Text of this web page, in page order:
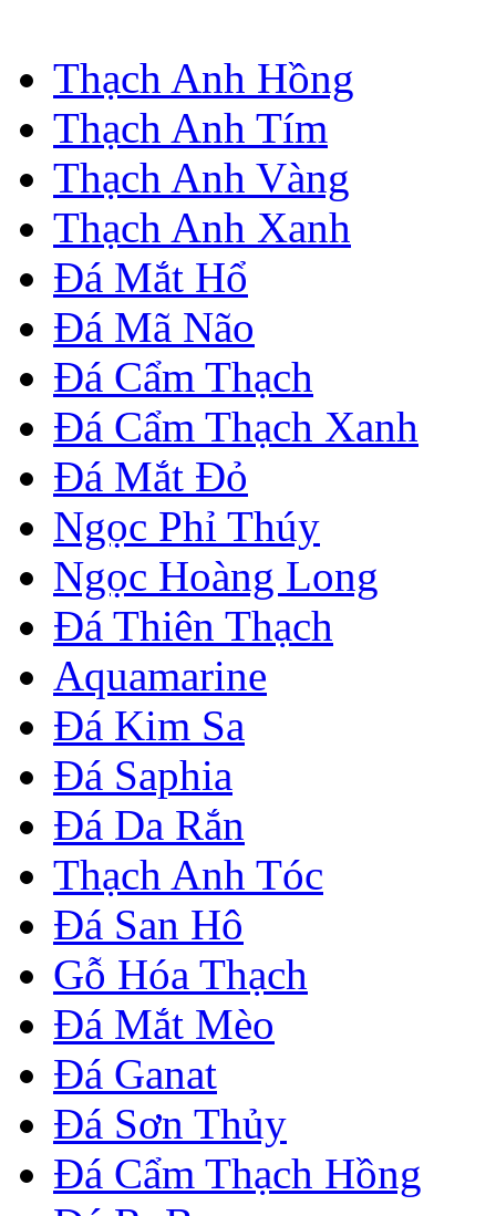
Thạch Anh Hồng
Thạch Anh Tím
Thạch Anh Vàng
Thạch Anh Xanh
Đá Mắt Hổ
Đá Mã Não
Đá Cẩm Thạch
Đá Cẩm Thạch Xanh
Đá Mắt Đỏ
Ngọc Phỉ Thúy
Ngọc Hoàng Long
Đá Thiên Thạch
Aquamarine
Đá Kim Sa
Đá Saphia
Đá Da Rắn
Thạch Anh Tóc
Đá San Hô
Gỗ Hóa Thạch
Đá Mắt Mèo
Đá Ganat
Đá Sơn Thủy
Đá Cẩm Thạch Hồng